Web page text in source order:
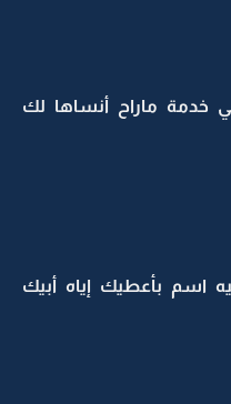
خدمة ماراح أنساها لك
اسم بأعطيك إياه أبيك